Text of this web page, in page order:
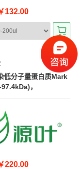
132.00
低分子量蛋白质Mark
，
220.00